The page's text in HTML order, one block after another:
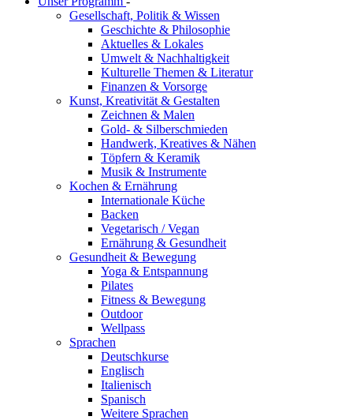
Gesellschaft, Politik & Wissen
Geschichte & Philosophie
Aktuelles & Lokales
Umwelt & Nachhaltigkeit
Kulturelle Themen & Literatur
Finanzen & Vorsorge
Kunst, Kreativität & Gestalten
Zeichnen & Malen
Gold- & Silberschmieden
Handwerk, Kreatives & Nähen
Töpfern & Keramik
Musik & Instrumente
Kochen & Ernährung
Internationale Küche
Backen
Vegetarisch / Vegan
Ernährung & Gesundheit
Gesundheit & Bewegung
Yoga & Entspannung
Pilates
Fitness & Bewegung
Outdoor
Wellpass
Sprachen
Deutschkurse
Englisch
Italienisch
Spanisch
Weitere Sprachen